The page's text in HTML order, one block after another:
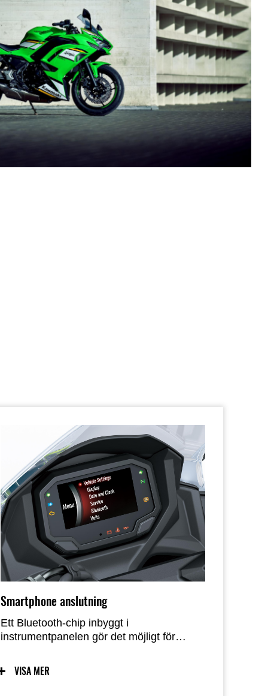
Smartphone anslutning
Ett Bluetooth-chip inbyggt i
instrumentpanelen gör det möjligt för
trådlöst. Genom att använda
smartphoneappen "RIDEOLOGY THE
VISA MER